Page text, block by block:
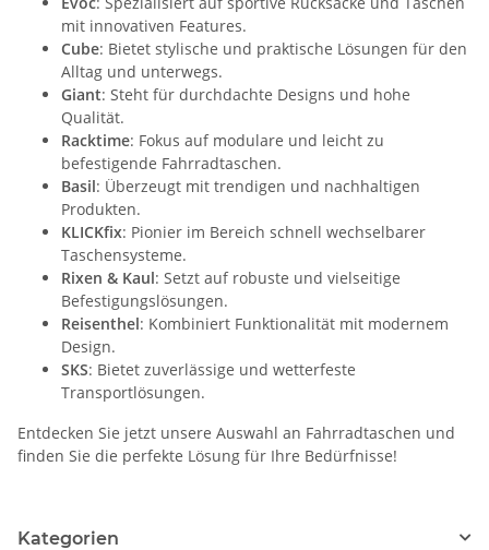
mit innovativen Features.
Cube: Bietet stylische und praktische Lösungen für den
Alltag und unterwegs.
Giant: Steht für durchdachte Designs und hohe
Qualität.
Racktime: Fokus auf modulare und leicht zu
befestigende Fahrradtaschen.
Basil: Überzeugt mit trendigen und nachhaltigen
Produkten.
KLICKfix: Pionier im Bereich schnell wechselbarer
Taschensysteme.
Rixen & Kaul: Setzt auf robuste und vielseitige
Befestigungslösungen.
Reisenthel: Kombiniert Funktionalität mit modernem
Design.
SKS: Bietet zuverlässige und wetterfeste
Transportlösungen.
Entdecken Sie jetzt unsere Auswahl an Fahrradtaschen und
finden Sie die perfekte Lösung für Ihre Bedürfnisse!
Kategorien